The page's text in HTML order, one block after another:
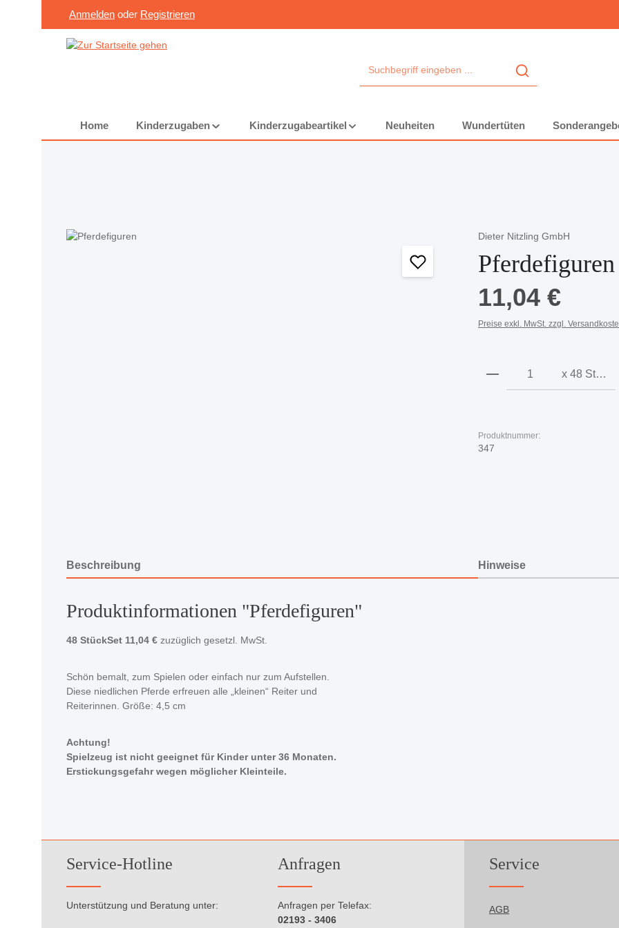
Zum Hauptinhalt springen
Zur Suche springen
Zur Hauptnavigation springen
Anmelden oder Registrieren
Home Kinderzugaben Kinderzugabeartikel Neuheiten Wundertüten
Bildergalerie überspringen Dieter Nitzling GmbH
Pferdefiguren
11,04 €
Preise exkl. MwSt. zzgl.
Produkt Anzahl:
x 48 Stück
Produktnummer:
347
Beschreibung Hinweise
Produktinformationen "Pferdefiguren"
48 StückSet 11,04 € zuzüglich gesetzl. MwSt.
Schön bemalt, zum Spielen oder einfach nur zum Aufstellen.
Diese niedlichen Pferde erfreuen alle „kleinen“ Reiter und
Reiterinnen. Größe: 4,5 cm
Achtung!
Spielzeug ist nicht geeignet für Kinder unter 36 Monaten.
Erstickungsgefahr wegen möglicher Kleinteile.
Service-Hotline
Unterstützung und Beratung unter:
Anfragen
Anfragen per Telefax:
02193 - 3406
Service
AGB